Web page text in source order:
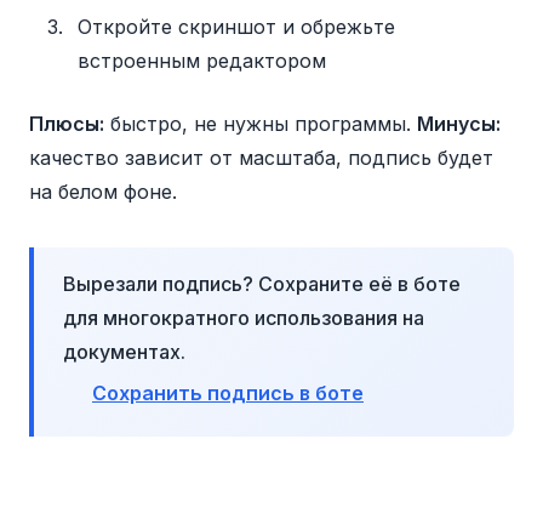
Откройте скриншот и обрежьте
встроенным редактором
Плюсы: быстро, не нужны программы. Минусы:
качество зависит от масштаба, подпись будет
на белом фоне.
Вырезали подпись? Сохраните её в боте
для многократного использования на
документах.
Сохранить подпись в боте